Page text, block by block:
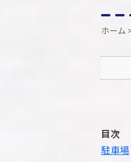
ホーム
目次
駐車場